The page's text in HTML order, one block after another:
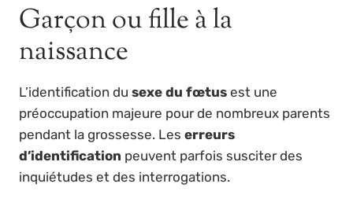
Garçon ou fille à la
naissance
L’identification du sexe du fœtus est une
préoccupation majeure pour de nombreux parents
pendant la grossesse. Les erreurs
d’identification peuvent parfois susciter des
inquiétudes et des interrogations.